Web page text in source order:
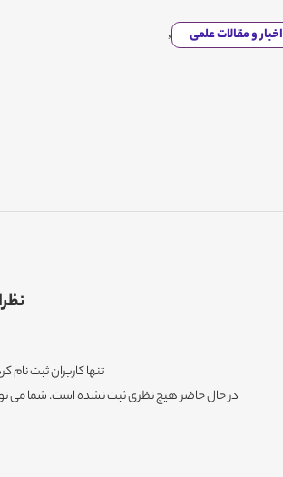
اخبار و مقالات علمی ,
تنها کاربران ثبت نام
در حال حاضر هیچ نظری ثبت نشده است. شما می